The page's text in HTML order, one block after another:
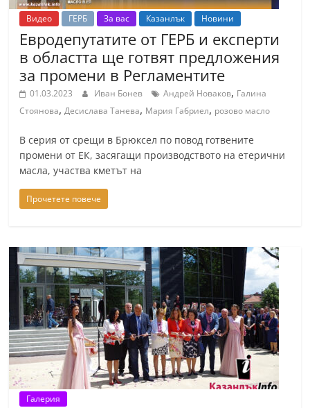
н
л
ъ
к
и
о
л
а
т
а
р
а
З
а
г
о
Видео ГЕРБ За вас Казанлък Новини
Евродепутатите от ГЕРБ и експерти
в областта ще готвят предложения
за промени в Регламентите
01.03.2023 Иван Бонев Андрей Новаков, Галина
Стоянова,Десислава Танева, Мария Габриел, розово масло
В серия от срещи в Брюксел по повод готвените
промени от ЕК, засягащи производството на етерични
масла, участва кметът на
Прочетете повече
Галерия